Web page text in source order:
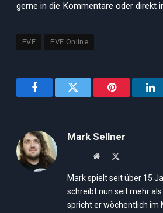
gerne in die Kommentare oder direkt
EVE EVE Online
FacebookTwitter Pinterest
Mark Sellner
Website
Mark spielt seit über 15
schreibt nun seit mehr
spricht er wöchentlich im